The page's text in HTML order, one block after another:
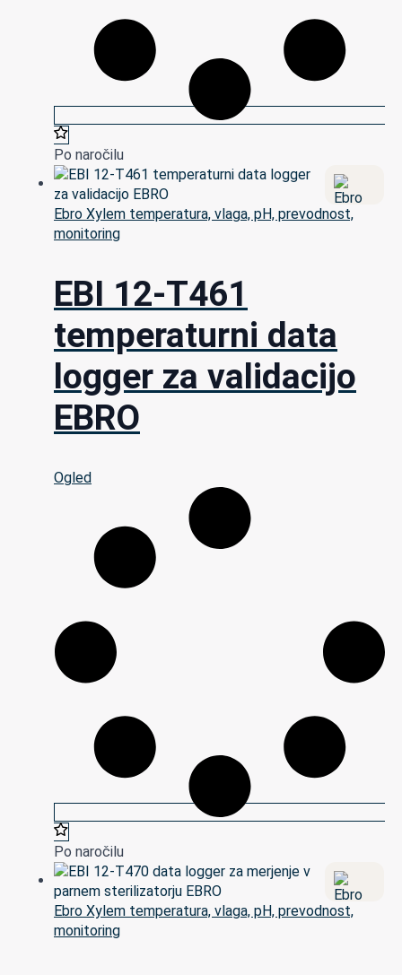
Po naročilu
Ebro Xylem temperatura, vlaga, pH, prevodnost,
monitoring
EBI 12-T461
temperaturni data
logger za validacijo
EBRO
Ogled
Po naročilu
Ebro Xylem temperatura, vlaga, pH, prevodnost,
monitoring